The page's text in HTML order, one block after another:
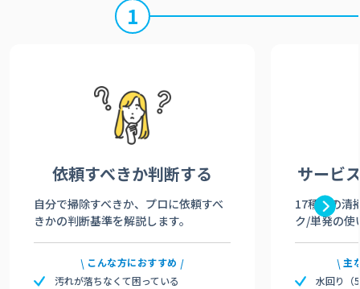
1
依頼すべきか判断する
自分で掃除すべきか、プロに依頼すべ
きかの判断基準を解説します。
こんな方におすすめ
汚れが落ちなくて困っている
サービ
17種類の清
ク/単発の使
主
水回り（